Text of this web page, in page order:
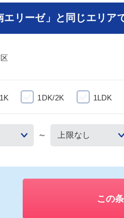
エリーゼ」と同じエリア
1DK/2K 1LDK
～
この